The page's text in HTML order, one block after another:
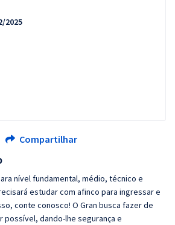
nível fundamental, médio, técnico e
estudar com afinco para ingressar e
conte conosco! O Gran busca fazer de
possível, dando-lhe segurança e
2025
Compartilhar